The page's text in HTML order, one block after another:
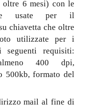
oltre 6 mesi) con le
usate per il
chiavetta che oltre
utilizzate per i
seguenti requisiti:
400 dpi,
500kb, formato del
mail al fine di